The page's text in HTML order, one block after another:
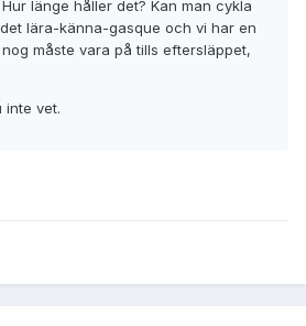
länge håller det? Kan man cykla
lära-känna-gasque och vi har en
måste vara på tills eftersläppet,
inte vet.